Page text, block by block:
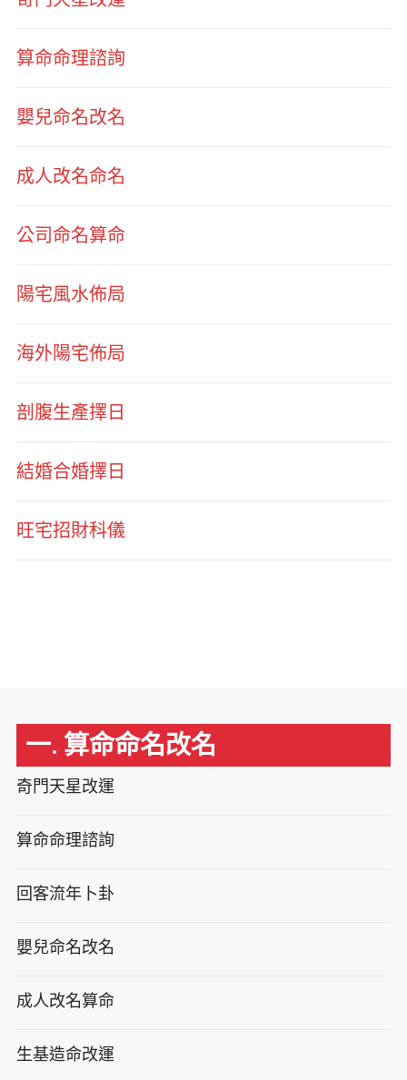
算命命理諮詢
嬰兒命名改名
成人改名命名
公司命名算命
陽宅風水佈局
海外陽宅佈局
剖腹生產擇日
結婚合婚擇日
旺宅招財科儀
一. 算命命名改名
奇門天星改運
算命命理諮詢
回客流年卜卦
嬰兒命名改名
成人改名算命
生基造命改運